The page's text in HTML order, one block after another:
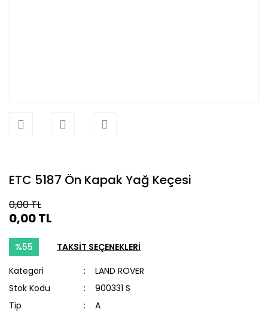
ETC 5187 Ön Kapak Yağ Keçesi
0,00 TL
0,00 TL
%55 TAKSİT SEÇENEKLERİ
Kategori
LAND ROVER
Stok Kodu
900331 S
Tip
A